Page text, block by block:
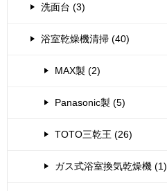
洗面台 (3)
浴室乾燥機清掃 (40)
MAX製 (2)
Panasonic製 (5)
TOTO三乾王 (26)
ガス式浴室換気乾燥機 (1)